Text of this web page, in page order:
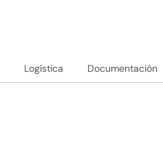
Logística Documentación